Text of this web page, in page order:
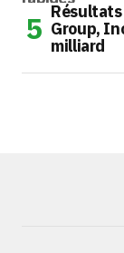
Group,
milliard